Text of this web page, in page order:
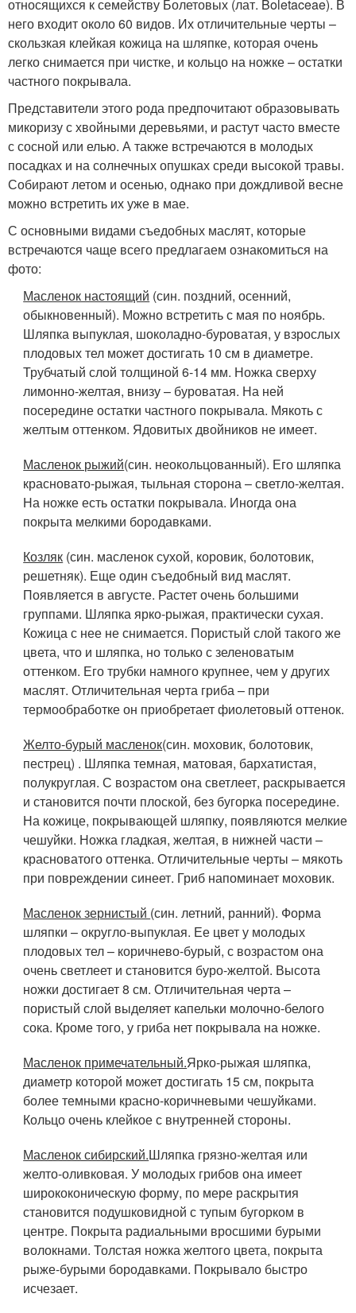
относящихся к семейству Болетовых (лат. Boletaceae). В
него входит около 60 видов. Их отличительные черты –
скользкая клейкая кожица на шляпке, которая очень
легко снимается при чистке, и кольцо на ножке – остатки
частного покрывала.
Представители этого рода предпочитают образовывать
микоризу с хвойными деревьями, и растут часто вместе
с сосной или елью. А также встречаются в молодых
посадках и на солнечных опушках среди высокой травы.
Собирают летом и осенью, однако при дождливой весне
можно встретить их уже в мае.
С основными видами съедобных маслят, которые
встречаются чаще всего предлагаем ознакомиться на
фото:
Масленок настоящий (син. поздний, осенний,
обыкновенный). Можно встретить с мая по ноябрь.
Шляпка выпуклая, шоколадно-буроватая, у взрослых
плодовых тел может достигать 10 см в диаметре.
Трубчатый слой толщиной 6-14 мм. Ножка сверху
лимонно-желтая, внизу – буроватая. На ней
посередине остатки частного покрывала. Мякоть с
желтым оттенком. Ядовитых двойников не имеет.
Масленок рыжий(син. неокольцованный). Его шляпка
красновато-рыжая, тыльная сторона – светло-желтая.
На ножке есть остатки покрывала. Иногда она
покрыта мелкими бородавками.
Козляк (син. масленок сухой, коровик, болотовик,
решетняк). Еще один съедобный вид маслят.
Появляется в августе. Растет очень большими
группами. Шляпка ярко-рыжая, практически сухая.
Кожица с нее не снимается. Пористый слой такого же
цвета, что и шляпка, но только с зеленоватым
оттенком. Его трубки намного крупнее, чем у других
маслят. Отличительная черта гриба – при
термообработке он приобретает фиолетовый оттенок.
Желто-бурый масленок(син. моховик, болотовик,
пестрец) . Шляпка темная, матовая, бархатистая,
полукруглая. С возрастом она светлеет, раскрывается
и становится почти плоской, без бугорка посередине.
На кожице, покрывающей шляпку, появляются мелкие
чешуйки. Ножка гладкая, желтая, в нижней части –
красноватого оттенка. Отличительные черты – мякоть
при повреждении синеет. Гриб напоминает моховик.
Масленок зернистый (син. летний, ранний). Форма
шляпки – округло-выпуклая. Ее цвет у молодых
плодовых тел – коричнево-бурый, с возрастом она
очень светлеет и становится буро-желтой. Высота
ножки достигает 8 см. Отличительная черта –
пористый слой выделяет капельки молочно-белого
сока. Кроме того, у гриба нет покрывала на ножке.
Масленок примечательный.Ярко-рыжая шляпка,
диаметр которой может достигать 15 см, покрыта
более темными красно-коричневыми чешуйками.
Кольцо очень клейкое с внутренней стороны.
Масленок сибирский.Шляпка грязно-желтая или
желто-оливковая. У молодых грибов она имеет
ширококоническую форму, по мере раскрытия
становится подушковидной с тупым бугорком в
центре. Покрыта радиальными вросшими бурыми
волокнами. Толстая ножка желтого цвета, покрыта
рыже-бурыми бородавками. Покрывало быстро
исчезает.